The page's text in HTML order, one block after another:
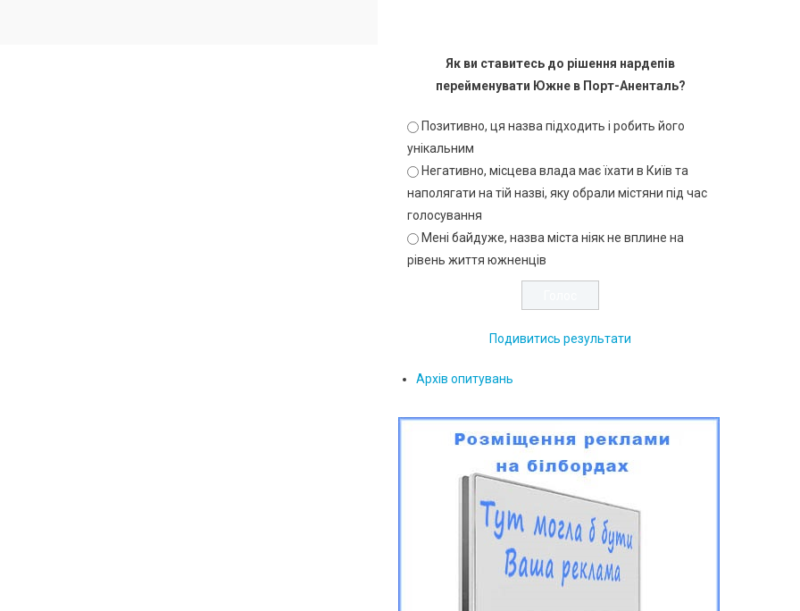
Як ви ставитесь до рішення нардепів
перейменувати Южне в Порт-Аненталь?
Позитивно, ця назва підходить і робить його
унікальним
Негативно, місцева влада має їхати в Київ та
наполягати на тій назві, яку обрали містяни під час
голосування
Мені байдуже, назва міста ніяк не вплине на
рівень життя южненців
Подивитись результати
Архів опитувань